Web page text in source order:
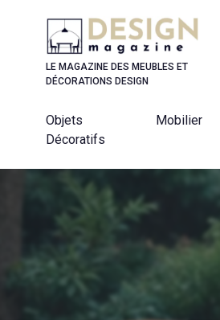
LE MAGAZINE DES MEUBLES ET
DÉCORATIONS DESIGN
Objets
Décoratifs
Mobilier